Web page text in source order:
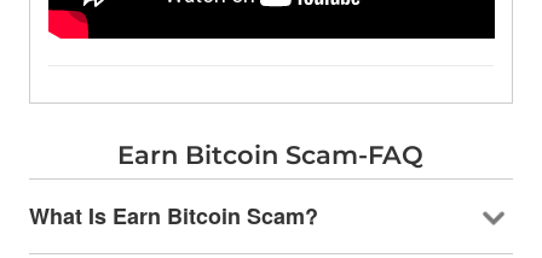
Earn Bitcoin Scam-FAQ
What Is Earn Bitcoin Scam?